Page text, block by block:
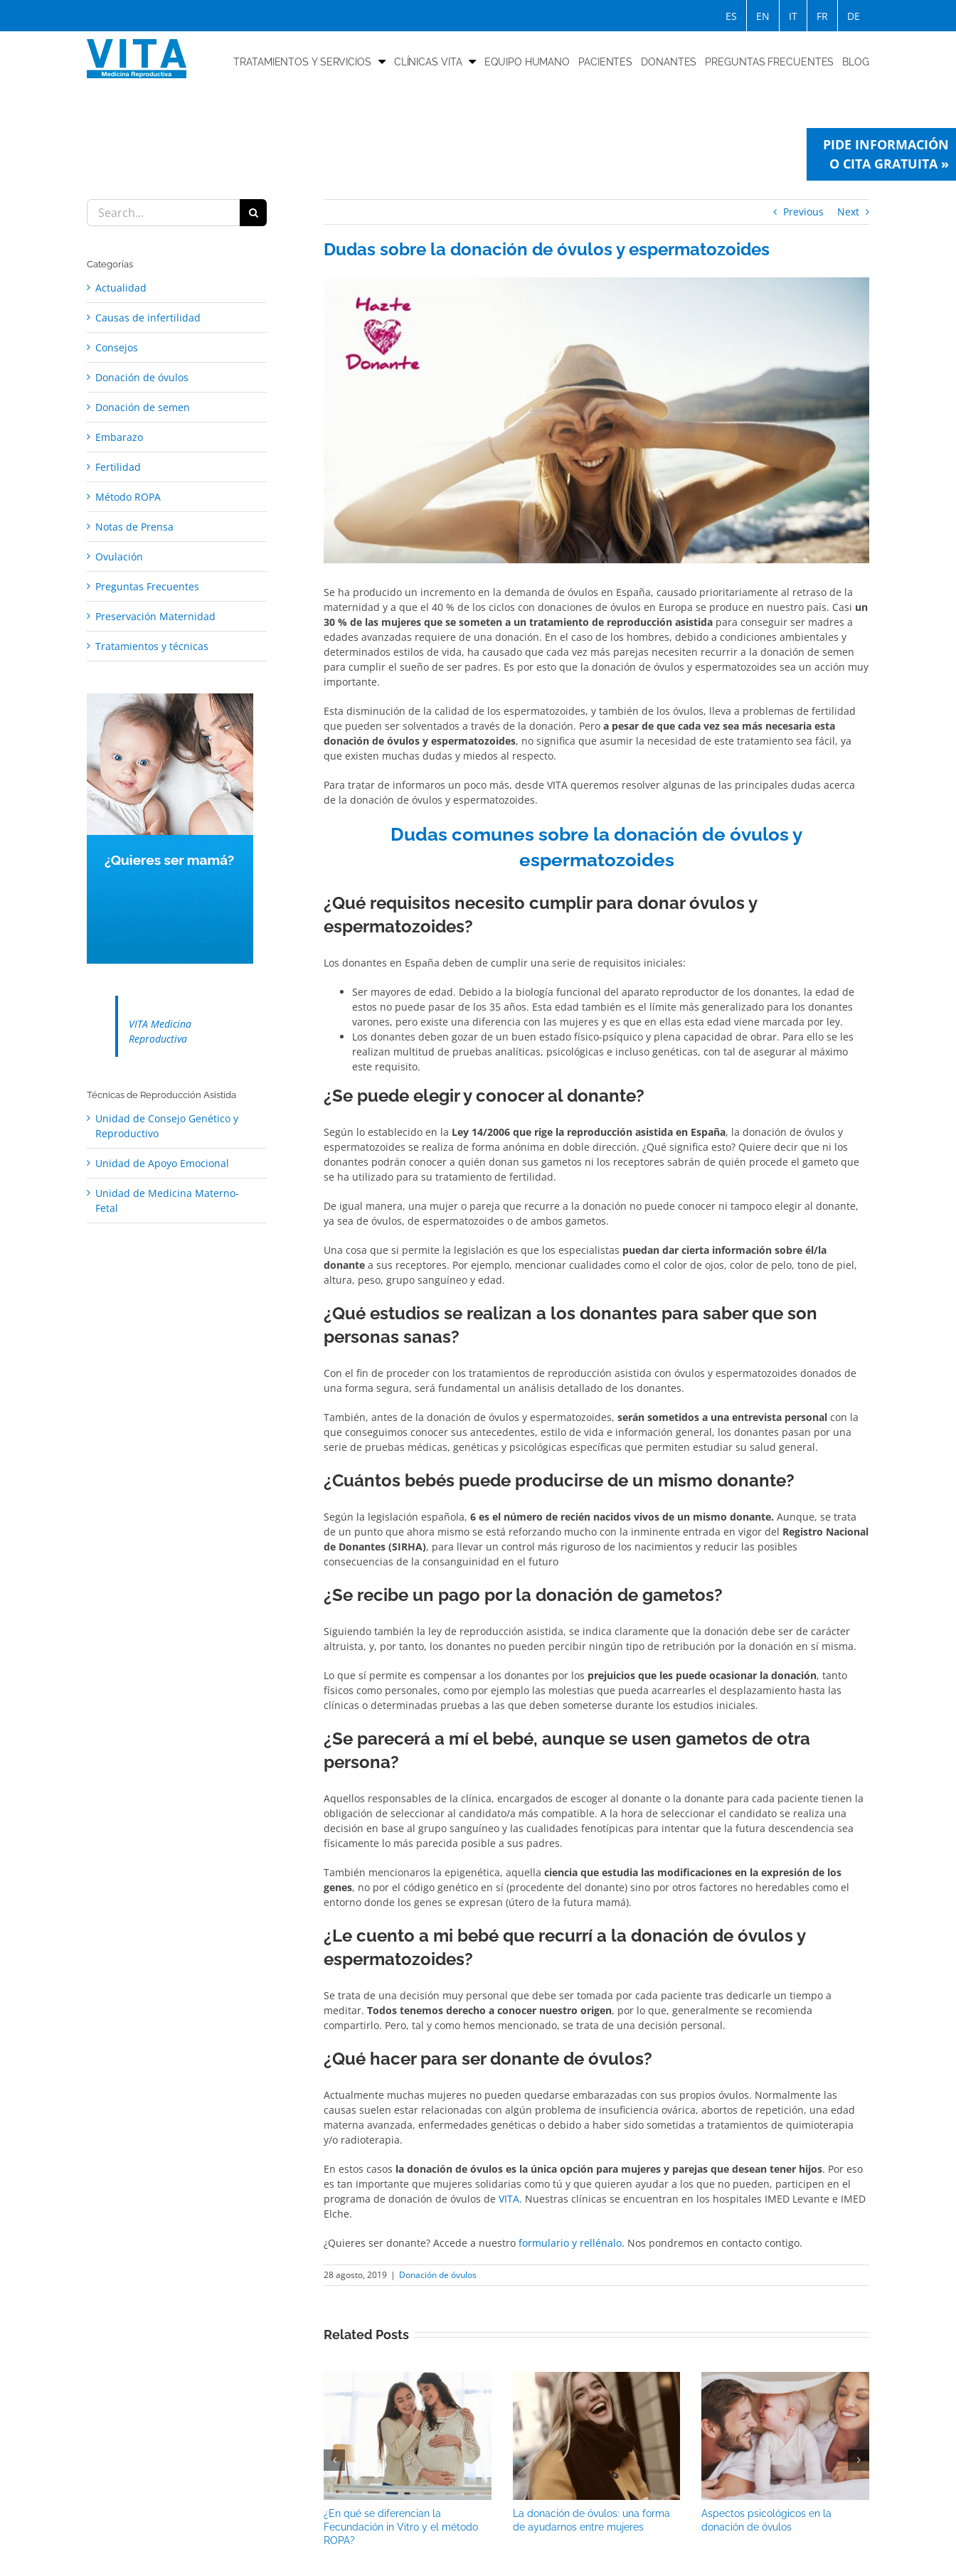
ES EN IT FR DE
TRATAMIENTOS Y SERVICIOS CLÍNICAS VITA EQUIPO HUMANO PACIENTES DONANTES PREGUNTAS FRECUENTES BLOG
PIDE INFORMACIÓN
O CITA GRATUITA »
Previous Next
Dudas sobre la donación de óvulos y espermatozoides
Se ha producido un incremento en la demanda de óvulos en España, causado prioritariamente al retraso de la
maternidad y a que el 40 % de los ciclos con donaciones de óvulos en Europa se produce en nuestro país. Casi un
30 % de las mujeres que se someten a un tratamiento de reproducción asistida para conseguir ser madres a
edades avanzadas requiere de una donación. En el caso de los hombres, debido a condiciones ambientales y
determinados estilos de vida, ha causado que cada vez más parejas necesiten recurrir a la donación de semen
para cumplir el sueño de ser padres. Es por esto que la donación de óvulos y espermatozoides sea un acción muy
importante.
Esta disminución de la calidad de los espermatozoides, y también de los óvulos, lleva a problemas de fertilidad
que pueden ser solventados a través de la donación. Pero a pesar de que cada vez sea más necesaria esta
donación de óvulos y espermatozoides, no significa que asumir la necesidad de este tratamiento sea fácil, ya
que existen muchas dudas y miedos al respecto.
Para tratar de informaros un poco más, desde VITA queremos resolver algunas de las principales dudas acerca
de la donación de óvulos y espermatozoides.
Dudas comunes sobre la donación de óvulos y
espermatozoides
¿Qué requisitos necesito cumplir para donar óvulos y
espermatozoides?
Los donantes en España deben de cumplir una serie de requisitos iniciales:
Ser mayores de edad. Debido a la biología funcional del aparato reproductor de los donantes, la edad de
estos no puede pasar de los 35 años. Esta edad también es el límite más generalizado para los donantes
varones, pero existe una diferencia con las mujeres y es que en ellas esta edad viene marcada por ley.
Los donantes deben gozar de un buen estado físico-psíquico y plena capacidad de obrar. Para ello se les
realizan multitud de pruebas analíticas, psicológicas e incluso genéticas, con tal de asegurar al máximo
este requisito.
¿Se puede elegir y conocer al donante?
Según lo establecido en la Ley 14/2006 que rige la reproducción asistida en España, la donación de óvulos y
espermatozoides se realiza de forma anónima en doble dirección. ¿Qué significa esto? Quiere decir que ni los
donantes podrán conocer a quién donan sus gametos ni los receptores sabrán de quién procede el gameto que
se ha utilizado para su tratamiento de fertilidad.
De igual manera, una mujer o pareja que recurre a la donación no puede conocer ni tampoco elegir al donante,
ya sea de óvulos, de espermatozoides o de ambos gametos.
Una cosa que si permite la legislación es que los especialistas puedan dar cierta información sobre él/la
donante a sus receptores. Por ejemplo, mencionar cualidades como el color de ojos, color de pelo, tono de piel,
altura, peso, grupo sanguíneo y edad.
¿Qué estudios se realizan a los donantes para saber que son
personas sanas?
Con el fin de proceder con los tratamientos de reproducción asistida con óvulos y espermatozoides donados de
una forma segura, será fundamental un análisis detallado de los donantes.
También, antes de la donación de óvulos y espermatozoides, serán sometidos a una entrevista personal con la
que conseguimos conocer sus antecedentes, estilo de vida e información general, los donantes pasan por una
serie de pruebas médicas, genéticas y psicológicas específicas que permiten estudiar su salud general.
¿Cuántos bebés puede producirse de un mismo donante?
Según la legislación española, 6 es el número de recién nacidos vivos de un mismo donante. Aunque, se trata
de un punto que ahora mismo se está reforzando mucho con la inminente entrada en vigor del Registro Nacional
de Donantes (SIRHA), para llevar un control más riguroso de los nacimientos y reducir las posibles
consecuencias de la consanguinidad en el futuro
¿Se recibe un pago por la donación de gametos?
Siguiendo también la ley de reproducción asistida, se indica claramente que la donación debe ser de carácter
altruista, y, por tanto, los donantes no pueden percibir ningún tipo de retribución por la donación en sí misma.
Lo que sí permite es compensar a los donantes por los prejuicios que les puede ocasionar la donación, tanto
físicos como personales, como por ejemplo las molestias que pueda acarrearles el desplazamiento hasta las
clínicas o determinadas pruebas a las que deben someterse durante los estudios iniciales.
¿Se parecerá a mí el bebé, aunque se usen gametos de otra
persona?
Aquellos responsables de la clínica, encargados de escoger al donante o la donante para cada paciente tienen la
obligación de seleccionar al candidato/a más compatible. A la hora de seleccionar el candidato se realiza una
decisión en base al grupo sanguíneo y las cualidades fenotípicas para intentar que la futura descendencia sea
físicamente lo más parecida posible a sus padres.
También mencionaros la epigenética, aquella ciencia que estudia las modificaciones en la expresión de los
genes, no por el código genético en sí (procedente del donante) sino por otros factores no heredables como el
entorno donde los genes se expresan (útero de la futura mamá).
¿Le cuento a mi bebé que recurrí a la donación de óvulos y
espermatozoides?
Se trata de una decisión muy personal que debe ser tomada por cada paciente tras dedicarle un tiempo a
meditar. Todos tenemos derecho a conocer nuestro origen, por lo que, generalmente se recomienda
compartirlo. Pero, tal y como hemos mencionado, se trata de una decisión personal.
¿Qué hacer para ser donante de óvulos?
Actualmente muchas mujeres no pueden quedarse embarazadas con sus propios óvulos. Normalmente las
causas suelen estar relacionadas con algún problema de insuficiencia ovárica, abortos de repetición, una edad
materna avanzada, enfermedades genéticas o debido a haber sido sometidas a tratamientos de quimioterapia
y/o radioterapia.
En estos casos la donación de óvulos es la única opción para mujeres y parejas que desean tener hijos. Por eso
es tan importante que mujeres solidarias como tú y que quieren ayudar a los que no pueden, participen en el
programa de donación de óvulos de VITA. Nuestras clínicas se encuentran en los hospitales IMED Levante e IMED
Elche.
¿Quieres ser donante? Accede a nuestro formulario y rellénalo. Nos pondremos en contacto contigo.
28 agosto, 2019 | Donación de óvulos
Related Posts
¿En qué se diferencian la
Fecundación in Vitro y el método
ROPA?
La donación de óvulos: una forma
de ayudarnos entre mujeres
Aspectos psicológicos en la
donación de óvulos
Search
for:
Categorías
Actualidad
Causas de infertilidad
Consejos
Donación de óvulos
Donación de semen
Embarazo
Fertilidad
Método ROPA
Notas de Prensa
Ovulación
Preguntas Frecuentes
Preservación Maternidad
Tratamientos y técnicas
VITA Medicina
Reproductiva
Técnicas de Reproducción Asistida
Unidad de Consejo Genético y
Reproductivo
Unidad de Apoyo Emocional
Unidad de Medicina Materno-
Fetal